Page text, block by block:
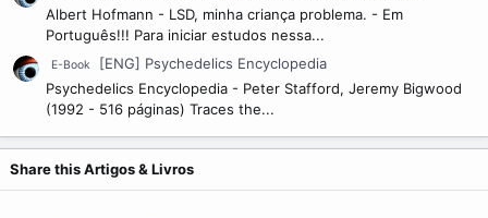
Albert Hofmann - LSD, minha criança problema. - Em
Português!!! Para iniciar estudos nessa...
E-Book
[ENG] Psychedelics Encyclopedia
Psychedelics Encyclopedia - Peter Stafford, Jeremy Bigwood
(1992 - 516 páginas) Traces the...
Share this Artigos & Livros